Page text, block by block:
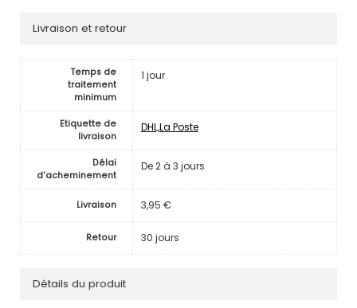
Livraison et retour
Temps de
traitement
minimum
1 jour
Etiquette de
livraison
DHL,La Poste
Délai
d'acheminement
De 2 à 3 jours
Livraison 3,95 €
Retour 30 jours
Détails du produit